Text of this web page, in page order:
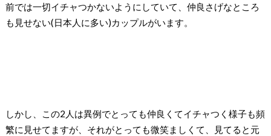
前では一切イチャつかないようにしていて、仲良さげなところ
も見せない(日本人に多い)カップルがいます。
しかし、この2人は異例でとっても仲良くてイチャつく様子も頻
繁に見せてますが、それがとっても微笑ましくて、見てると元